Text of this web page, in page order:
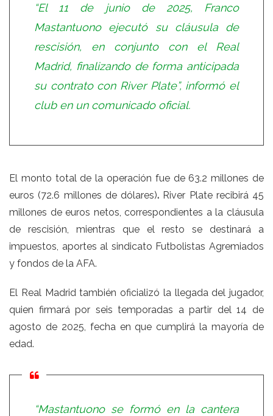
“El 11 de junio de 2025, Franco
Mastantuono ejecutó su cláusula de
rescisión, en conjunto con el Real
Madrid, finalizando de forma anticipada
su contrato con River Plate”, informó el
club en un comunicado oficial.
El monto total de la operación fue de 63.2 millones de
euros (72.6 millones de dólares). River Plate recibirá 45
millones de euros netos, correspondientes a la cláusula
de rescisión, mientras que el resto se destinará a
impuestos, aportes al sindicato Futbolistas Agremiados
y fondos de la AFA.
El Real Madrid también oficializó la llegada del jugador,
quien firmará por seis temporadas a partir del 14 de
agosto de 2025, fecha en que cumplirá la mayoría de
edad.
“Mastantuono se formó en la cantera